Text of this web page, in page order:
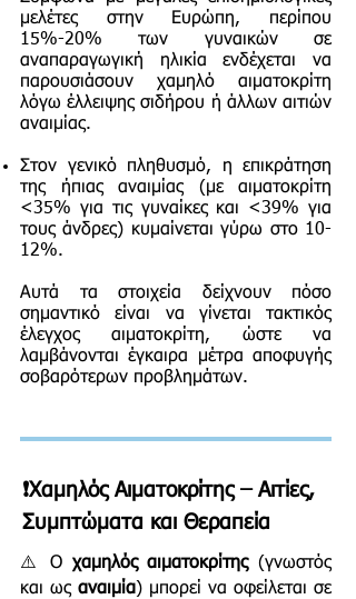
μελέτες στην Ευρώπη, περίπου
15%-20% των γυναικών σε
αναπαραγωγική ηλικία ενδέχεται να
παρουσιάσουν χαμηλό αιματοκρίτη
λόγω έλλειψης σιδήρου ή άλλων αιτιών
αναιμίας.
Στον γενικό πληθυσμό, η επικράτηση
της ήπιας αναιμίας (με αιματοκρίτη
<35% για τις γυναίκες και <39% για
τους άνδρες) κυμαίνεται γύρω στο 10-
12%.
Αυτά τα στοιχεία δείχνουν πόσο
σημαντικό είναι να γίνεται τακτικός
έλεγχος αιματοκρίτη, ώστε να
λαμβάνονται έγκαιρα μέτρα αποφυγής
σοβαρότερων προβλημάτων.
❗Χαμηλός Αιματοκρίτης – Αιτίες,
Συμπτώματα και Θεραπεία
⚠️ Ο χαμηλός αιματοκρίτης(γνωστός
και ως αναιμία) μπορεί να οφείλεται σε